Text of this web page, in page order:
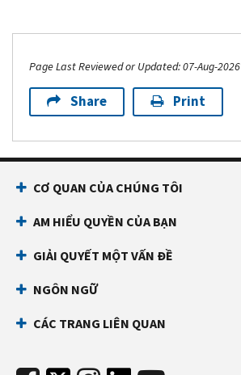
Page Last Reviewed or Updated: 07-Aug-2026
Share Print
CƠ QUAN CỦA CHÚNG TÔI
AM HIỂU QUYỀN CỦA BẠN
GIẢI QUYẾT MỘT VẤN ĐỀ
NGÔN NGỮ
CÁC TRANG LIÊN QUAN